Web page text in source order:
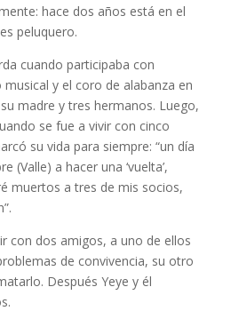
hace dos años está en el
peluquero.
cuando participaba con
y el coro de alabanza en
madre y tres hermanos. Luego,
se fue a vivir con cinco
su vida para siempre: “un día
(Valle) a hacer una ‘vuelta’,
muertos a tres de mis socios,
con dos amigos, a uno de ellos
de convivencia, su otro
Después Yeye y él